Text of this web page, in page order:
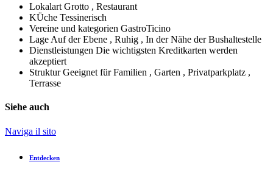
Lokalart Grotto , Restaurant
KÜche Tessinerisch
Vereine und kategorien GastroTicino
Lage Auf der Ebene , Ruhig , In der Nähe der Bushaltestelle
Dienstleistungen Die wichtigsten Kreditkarten werden
akzeptiert
Struktur Geeignet für Familien , Garten , Privatparkplatz ,
Terrasse
Siehe auch
Naviga il sito
Entdecken